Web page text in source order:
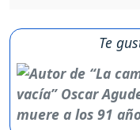
Te